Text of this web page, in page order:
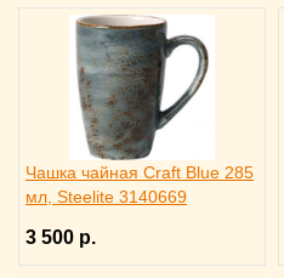
Чашка чайная Craft Blue 285
мл, Steelite 3140669
3 500 р.